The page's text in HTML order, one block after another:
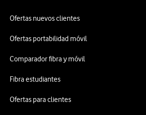
Ofertas nuevos clientes
Ofertas portabilidad móvil
Comparador fibra y móvil
Fibra estudiantes
Ofertas para clientes